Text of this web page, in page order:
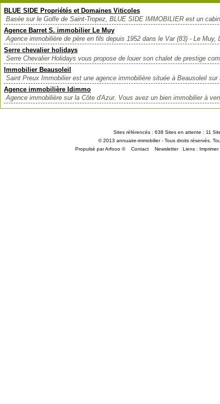
BLUE SIDE Propriétés et Domaines Viticoles
Basée sur le Golfe de Saint-Tropez, BLUE SIDE IMMOBILIER est un
Agence Barret S. immobilier Le Muy
Agence immobilière de père en fils depuis 1952 dans le Var (83) - Le
Serre chevalier holidays
Serre Chevalier Holidays vous propose de louer son chalet de prestige
Immobilier Beausoleil
Saint Preux Immobilier est une agence immobilière située à Beausoleil
Agence immobilière Idimmo
Agence immobilière sur la Côte d'Azur. Vous avez un bien immobilier à
Sites référencés : 638 Sites en attente : 11
© 2013 annuaire-immobilier - Tous droits réservés.
Propulsé par Arfooo © Contact NewsletterLiens :